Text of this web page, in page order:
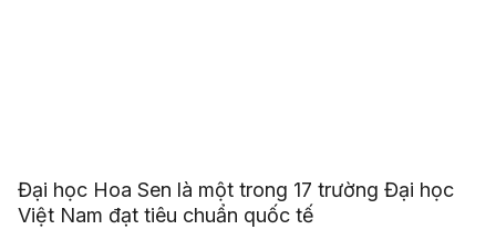
Đại học Hoa Sen là một trong 17 trường Đại học
Việt Nam đạt tiêu chuẩn quốc tế